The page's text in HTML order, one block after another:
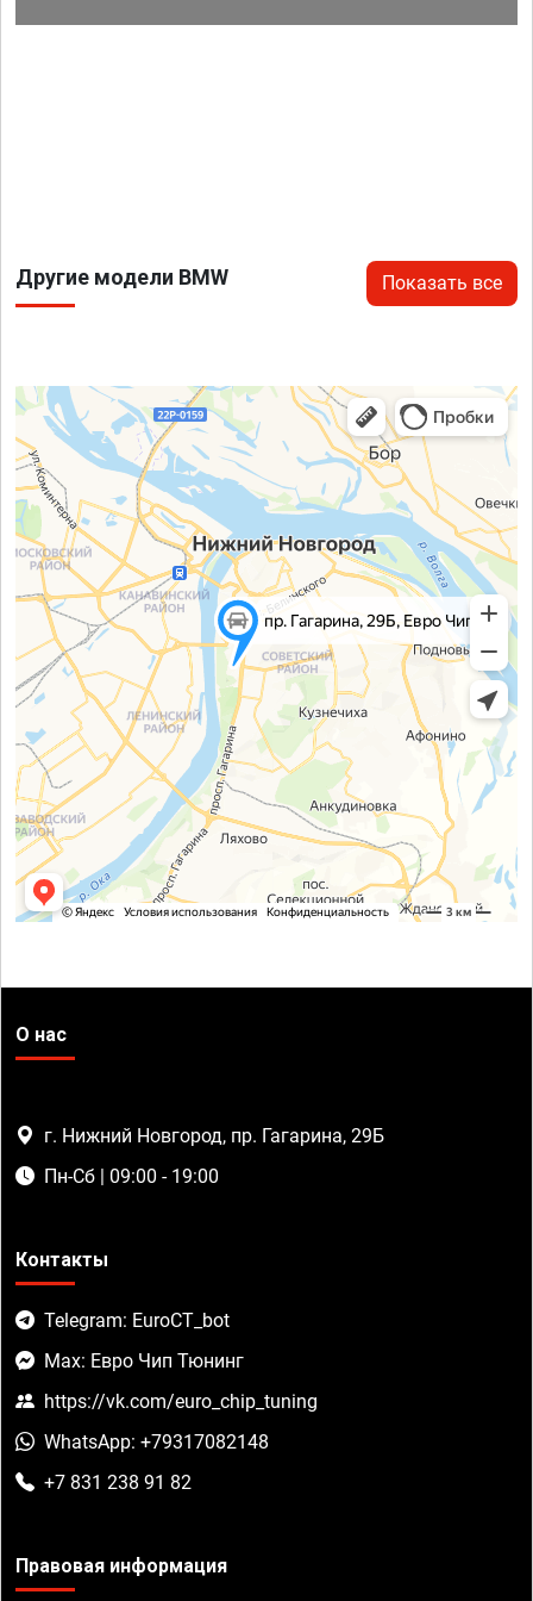
Другие модели BMW Показать все
О нас
г. Нижний Новгород, пр. Гагарина, 29Б
Пн-Сб | 09:00 - 19:00
Контакты
Telegram: EuroCT_bot
Max: Евро Чип Тюнинг
https://vk.com/euro_chip_tuning
WhatsApp: +79317082148
+7 831 238 91 82
Правовая информация